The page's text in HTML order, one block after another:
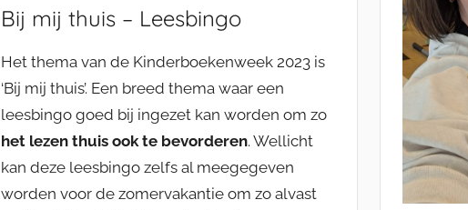
Bij mij thuis – Leesbingo
Het thema van de Kinderboekenweek 2023 is
‘Bij mij thuis’. Een breed thema waar een
leesbingo goed bij ingezet kan worden om zo
het lezen thuis ook te bevorderen. Wellicht
kan deze leesbingo zelfs al meegegeven
worden voor de zomervakantie om zo alvast